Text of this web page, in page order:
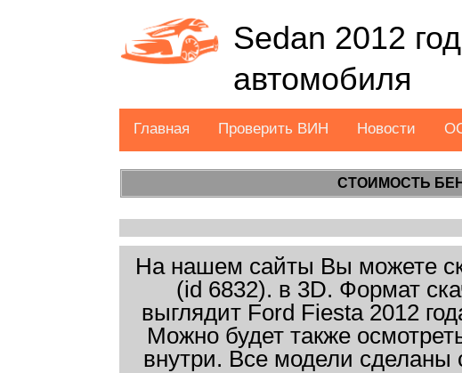
Sedan 2012
автомобиля
Главная Проверить ВИН Новости
СТОИМОСТЬ
На нашем сайты Вы можете
(id 6832). в 3D. Формат
выглядит Ford Fiesta 2012
Можно будет также
внутри. Все модели сделаны